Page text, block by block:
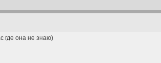
где она не знаю)